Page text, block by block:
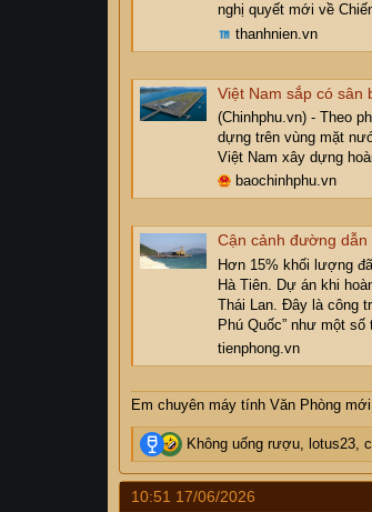
nghị quyết mới về
thanhnien.vn
Việt Nam sắp có sân
(Chinhphu.vn) - Theo
dựng trên vùng mặt
Việt Nam xây dựng
baochinhphu.vn
Cận cảnh đường dẫn
Hơn 15% khối lượng
Hà Tiên. Dự án khi
Thái Lan. Đây là công
Phú Quốc” như một số
tienphong.vn
Em chuyên máy tính Văn Phòng
R
e
a
c
Không uống rượu lotus23
10:51 17/06/2026